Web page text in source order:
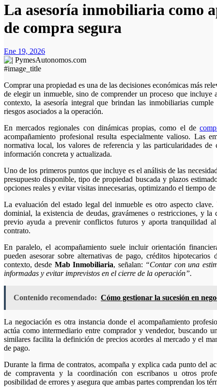
La asesoría inmobiliaria como
de compra segura
Ene 19, 2026
#image_title
Comprar una propiedad es una de las decisiones económicas más relevantes para una persona o una familia. No se trata solo
de elegir un inmueble, sino de comprender un proceso que incluye
contexto, la asesoría integral que brindan las inmobiliarias
riesgos asociados a la operación.
En mercados regionales con dinámicas propias, como el de
acompañamiento profesional resulta especialmente valioso. Las
normativa local, los valores de referencia y las particularidades
información concreta y actualizada.
Uno de los primeros puntos que incluye es el análisis de las
presupuesto disponible, tipo de propiedad buscada y plazos
opciones reales y evitar visitas innecesarias, optimizando el tiempo de
La evaluación del estado legal del inmueble es otro aspecto
dominial, la existencia de deudas, gravámenes o restricciones, y
previo ayuda a prevenir conflictos futuros y aporta tranquilidad
contrato.
En paralelo, el acompañamiento suele incluir orientación
pueden asesorar sobre alternativas de pago, créditos
contexto, desde Mab Inmobiliaria, señalan: “Contar con una
informadas y evitar imprevistos en el cierre de la operación”.
Contenido recomendado: Cómo gestionar la sucesión en
La negociación es otra instancia donde el acompañamiento
actúa como intermediario entre comprador y vendedor, buscando
similares facilita la definición de precios acordes al mercado y el
de pago.
Durante la firma de contratos, acompaña y explica cada punto del
de compraventa y la coordinación con escribanos u otros
posibilidad de errores y asegura que ambas partes comprendan los